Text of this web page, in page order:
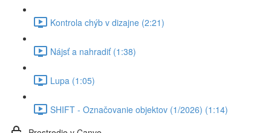
Kontrola chýb v dizajne (2:21)
Nájsť a nahradiť (1:38)
Lupa (1:05)
SHIFT - Označovanie objektov (1/2026) (1:14)